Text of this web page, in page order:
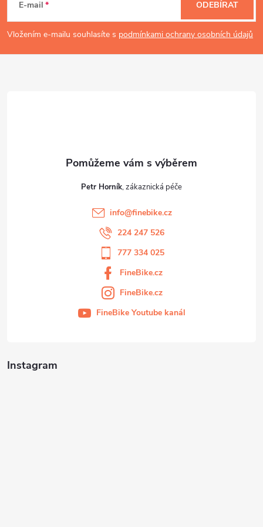
p
a
E-mail
Vložením e-mailu souhlasíte s podmínkami ochrany osobních údajů
ODEBÍRAT
Instagram
Petr Horník
info@finebike.cz
224 247 526
777 334 025
FineBike.cz
FineBike.cz
FineBike Youtube kanál